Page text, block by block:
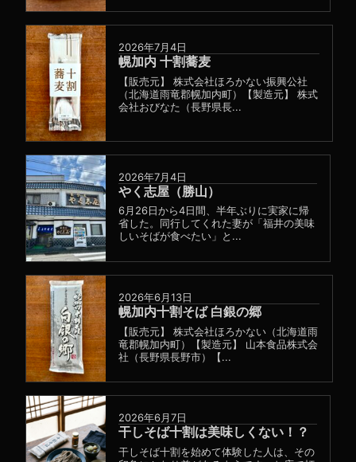
2026年7月4日
幌加内 十割蕎麦
【販売元】 株式会社ほろかない振興公社
（北海道雨竜郡幌加内町）【製造元】 株式
会社おびなた（長野県長...
2026年7月4日
やく志屋（勝山）
6月26日から4日間、半年ぶりに実家に帰
省した。同行してくれた妻が「福井の美味
しいそばが食べたい」と...
2026年6月13日
幌加内十割そば 白銀の郷
【販売元】 株式会社ほろかない（北海道雨
竜郡幌加内町）【製造元】 山本食品株式会
社（長野県長野市）【...
2026年6月7日
干しそば十割は美味しくない！？
干しそば十割を始めて体験した人は、その